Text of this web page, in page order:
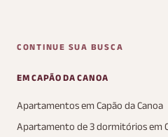
CONTINUE SUA BUSCA
EM CAPÃO DA CANOA
Apartamentos em Capão da Canoa
Apartamento de 3 dormitórios em